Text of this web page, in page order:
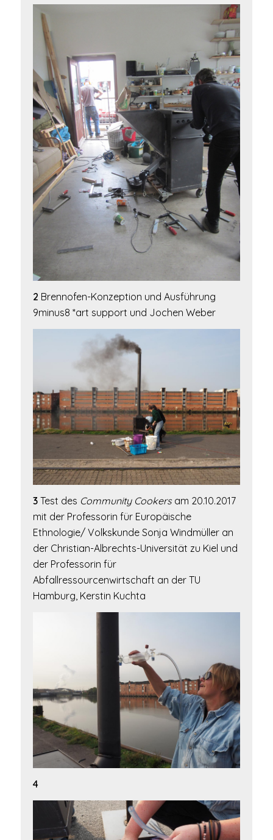
2 Brennofen-Konzeption und Ausführung
9minus8 *art support und Jochen Weber
3Test des Community Cookersam 20.10.2017
mit der Professorin für Europäische
Ethnologie/ Volkskunde Sonja Windmüller an
der Christian-Albrechts-Universität zu Kiel und
der Professorin für
Abfallressourcenwirtschaft an der TU
Hamburg, Kerstin Kuchta
4